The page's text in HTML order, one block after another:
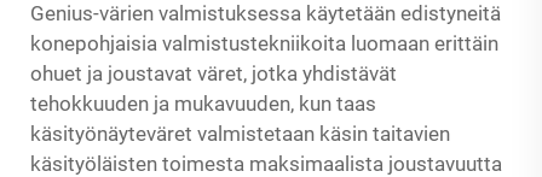
Genius-värien valmistuksessa käytetään edistyneitä
konepohjaisia valmistustekniikoita luomaan erittäin
ohuet ja joustavat väret, jotka yhdistävät
tehokkuuden ja mukavuuden, kun taas
käsityönäyteväret valmistetaan käsin taitavien
käsityöläisten toimesta maksimaalista joustavuutta